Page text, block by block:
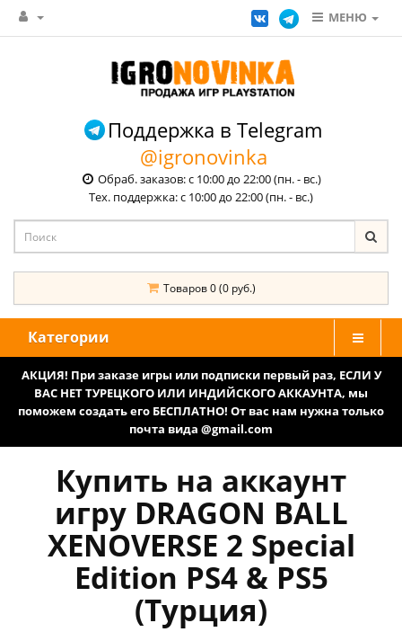
МЕНЮ
Поддержка в Telegram
@igronovinka
Обраб. заказов: с 10:00 до 22:00 (пн. - вс.)
Тех. поддержка: с 10:00 до 22:00 (пн. - вс.)
Товаров 0 (0 руб.)
Категории
АКЦИЯ! При заказе игры или подписки первый раз, ЕСЛИ У
ВАС НЕТ ТУРЕЦКОГО ИЛИ ИНДИЙСКОГО АККАУНТА, мы
поможем создать его БЕСПЛАТНО! От вас нам нужна только
почта вида @gmail.com
Купить на аккаунт
игру DRAGON BALL
XENOVERSE 2 Special
Edition PS4 & PS5
(Турция)